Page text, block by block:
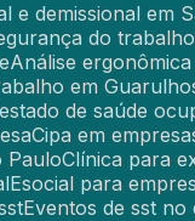
e demissional em
do trabalho
Análise
em
de saúde
Cipa em
Paulo Clínica para
Esocial para
Eventos de sst no